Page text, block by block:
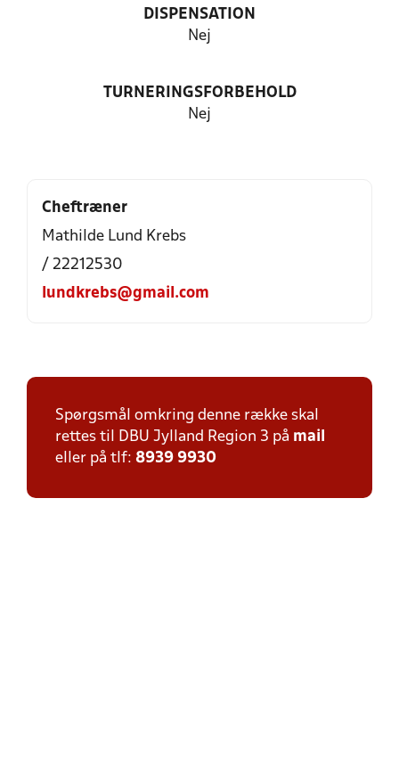
DISPENSATION
Nej
TURNERINGSFORBEHOLD
Nej
Cheftræner
Mathilde Lund Krebs
/ 22212530
lundkrebs@gmail.com
Spørgsmål omkring denne række skal
rettes til DBU Jylland Region 3 på mail
eller på tlf: 8939 9930